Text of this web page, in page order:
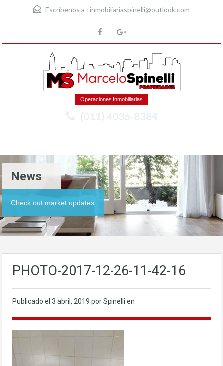
Escríbenos a : inmobiliariaspinelli@outlook.com
Operaciones Inmobiliarias
(011) 4036-8384
News
Check out market updates
PHOTO-2017-12-26-11-42-16
Publicado el 3 abril, 2019 por Spinelli en